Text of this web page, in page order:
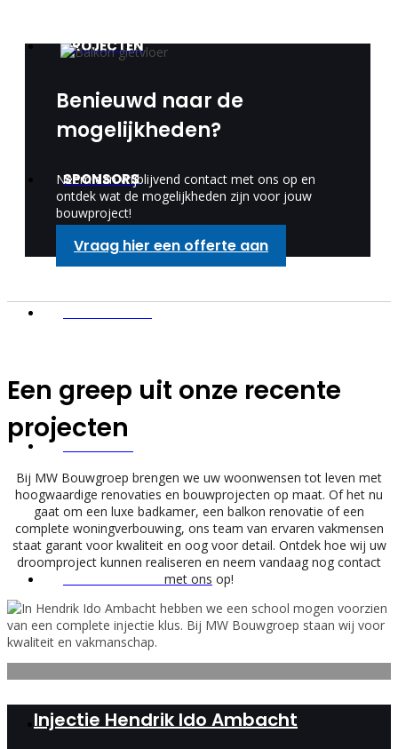
PROJECTEN
SPONSORS
OFFERTE AANVRAGEN
Benieuwd naar de
mogelijkheden?
Neem dan vrijblijvend contact met ons op en
ontdek wat de mogelijkheden zijn voor jouw
bouwproject!
Vraag hier een offerte aan
Een greep uit onze recente
projecten
Bij MW Bouwgroep brengen we uw woonwensen tot leven met
hoogwaardige renovaties en bouwprojecten op maat. Of het nu
gaat om een luxe badkamer, een balkon renovatie of een
complete woningverbouwing, ons team van ervaren vakmensen
staat garant voor kwaliteit en oog voor detail. Ontdek hoe wij uw
droomproject kunnen realiseren en neem vandaag nog contact
met ons op!
Injectie Hendrik Ido Ambacht